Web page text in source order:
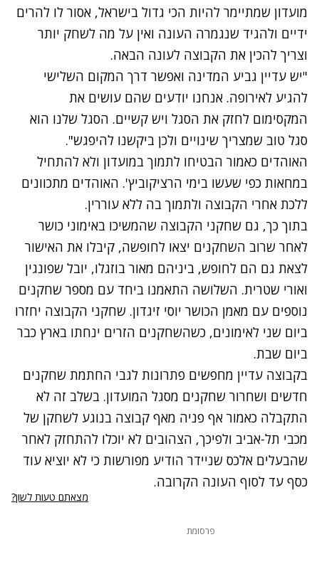
מועדון שמתיימר להיות הכי גדול בישראל, אסור לו להרים
ידיים ולהגיד שנגמרה העונה ואין על מה לשחק יותר
וצריך להכין את הקבוצה לעונה הבאה.
"יש עדיין גביע המדינה ואפשר דרך המקום השלישי
להגיע לאירופה. אנחנו יודעים שהם עושים את
המקסימום לחזק את הסגל ויש קשיים. הסגל שלנו הוא
סגל טוב שמצריך שינויים ולכן ביקשנו להיפגש".
האוהדים כאמור הבטיחו לתמוך במועדון ולא להתחיל
במחאות כפי שעשו בימי הרציקוביץ'. האוהדים מתכוונים
ללכת אחרי הקבוצה ולתמוך בה ללא עוררין.
בתוך כך, גם שחקני הקבוצה שהמשיכו באימוני כושר
לאחר שרוב השחקנים יצאו לחופשה, קיבלו את האישור
לצאת גם הם לחופש, ביניהם מאור בוזגלו, יובל שפונגין
ואורי שטרית. השלושה התאמנו ביחד עם מספר שחקנים
נוספים עם מאמן הכושר יוסי זיגדון. שחקני הקבוצה יחזרו
ביום שני לאימונים, כשהשחקנים הזרים ינחתו בארץ כבר
ביום שבת.
בקבוצה עדיין מחפשים פתרונות לגבי החתמת שחקנים
חדשים ושחרור שחקנים מסגל המועדון. בשלב זה לא
התקבלה כאמור אף פניה מאף קבוצה בנוגע לשחקן של
מכבי תל-אביב ולפיכך, הצהובים לא יוכלו להתחזק לאחר
שהבעלים אלכס שניידר הודיע מפורשות כי לא יוציא עוד
כסף עד לסוף העונה הקרובה.
מצאתם טעות לשון?
פרסומת